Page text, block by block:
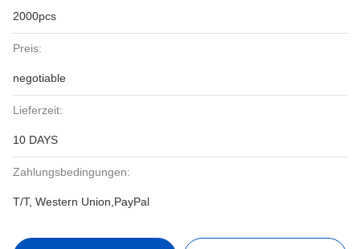
2000pcs
Preis:
negotiable
Lieferzeit:
10 DAYS
Zahlungsbedingungen:
T/T, Western Union,PayPal